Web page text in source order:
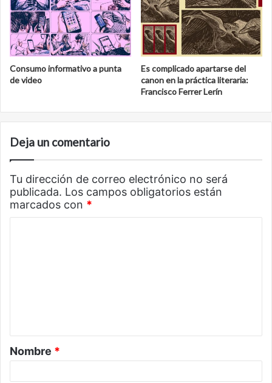
Consumo informativo a punta
de video
Es complicado apartarse del
canon en la práctica literaria:
Francisco Ferrer Lerín
Deja un comentario
Tu dirección de correo electrónico no será
publicada. Los campos obligatorios están
marcados con *
a
r
Nombre *